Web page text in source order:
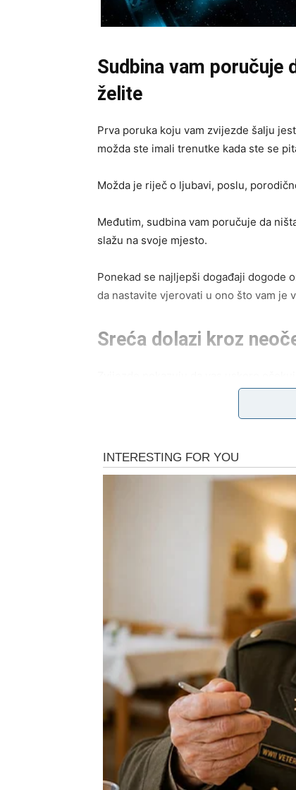
Sudbina vam poručuje
želite
Prva poruka koju vam zvijezde šalju
možda ste imali trenutke kada ste se
Možda je riječ o ljubavi, poslu,
Međutim, sudbina vam poručuje da
slažu na svoje mjesto.
Ponekad se najljepši događaji dogode
da nastavite vjerovati u ono što vam je
Sreća dolazi kroz
Možda će to biti vijest koju dugo
Ono što je posebno zanimljivo jeste
Jedan sasvim običan trenutak mogao
Sudbina vam poručuje da ne